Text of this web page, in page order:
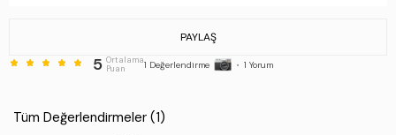
PAYLAŞ
5 Ortalama
Puan
1 Değerlendirme • 1 Yorum
Tüm Değerlendirmeler (1)